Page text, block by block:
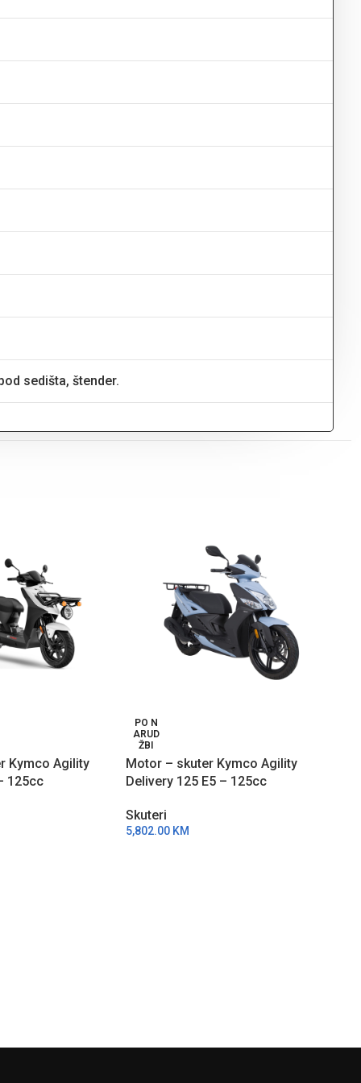
sedišta, štender.
Kymco Agility
125cc
PO N
ARUD
ŽBI
Motor – skuter Kymco Agility
Delivery 125 E5 – 125cc
Skuteri
5,802.00 KM